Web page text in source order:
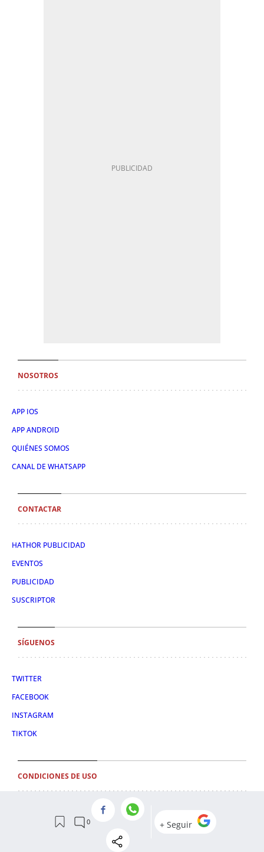
NOSOTROS
APP IOS
APP ANDROID
QUIÉNES SOMOS
CANAL DE WHATSAPP
CONTACTAR
HATHOR PUBLICIDAD
EVENTOS
PUBLICIDAD
SUSCRIPTOR
SÍGUENOS
TWITTER
FACEBOOK
INSTAGRAM
TIKTOK
CONDICIONES DE USO
POLÍTICA DE PRIVACIDAD